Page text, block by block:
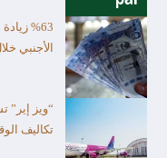
%63
الأجنبي
“ويز إير”
تكاليف